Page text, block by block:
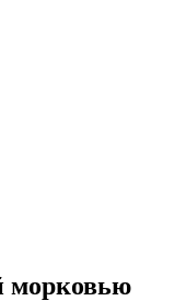
морковью